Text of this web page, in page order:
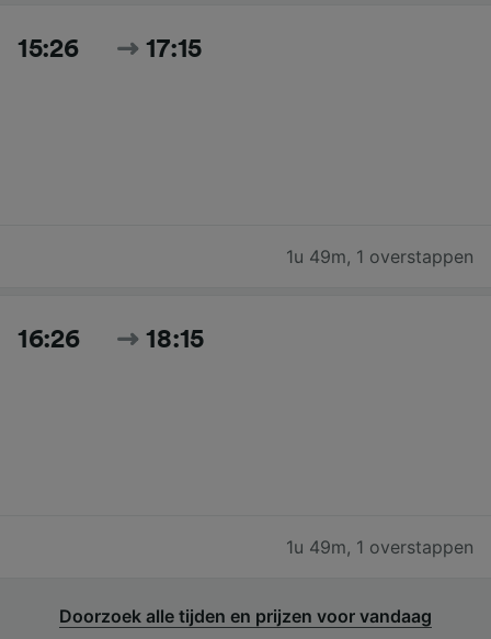
15:26 17:15
1u 49m, 1 overstappen
16:26 18:15
1u 49m, 1 overstappen
Doorzoek alle tijden en prijzen voor vandaag